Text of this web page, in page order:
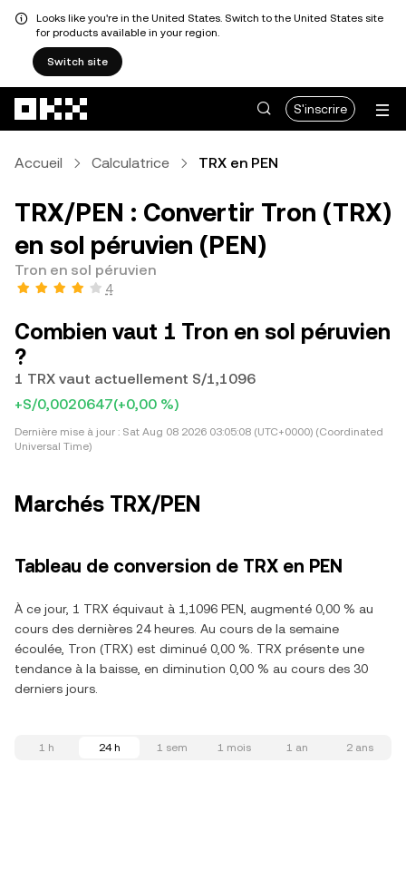
Looks like you're in the United States. Switch to the United States site
for products available in your region.
Switch site
S'inscrire
Accueil Calculatrice TRX en PEN
TRX/PEN : Convertir Tron (TRX)
en sol péruvien (PEN)
Tron en sol péruvien
4
Combien vaut 1 Tron en sol péruvien
?
1 TRX vaut actuellement S/1,1096
+S/0,0020647(+0,00 %)
Dernière mise à jour : Sat Aug 08 2026 03:05:08 (UTC+0000) (Coordinated
Universal Time)
Marchés TRX/PEN
Tableau de conversion de TRX en PEN
À ce jour, 1 TRX équivaut à 1,1096 PEN, augmenté 0,00 % au
cours des dernières 24 heures. Au cours de la semaine
écoulée, Tron (TRX) est diminué 0,00 %. TRX présente une
tendance à la baisse, en diminution 0,00 % au cours des 30
derniers jours.
1 h 24 h 1 sem 1 mois 1 an 2 ans